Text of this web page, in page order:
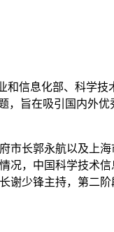
信息化部、科学
旨在吸引国内外
长郭永航以及上
，中国科学技术
少锋主持，第二